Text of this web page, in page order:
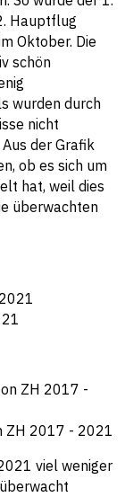
Hauptflug
Oktober. Die
schön
wurden durch
nicht
der Grafik
ob es sich um
hat, weil dies
überwachten
ZH 2017 - 2021
viel weniger